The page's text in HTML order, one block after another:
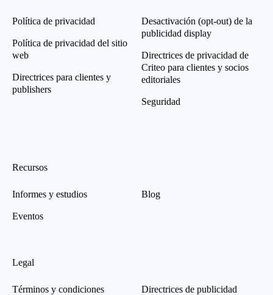
Política de privacidad
Política de privacidad del sitio
web
Directrices para clientes y
publishers
Desactivación (opt-out) de la
publicidad display
Directrices de privacidad de
Criteo para clientes y socios
editoriales
Seguridad
Recursos
Informes y estudios
Eventos
Blog
Legal
Términos y condiciones Directrices de publicidad